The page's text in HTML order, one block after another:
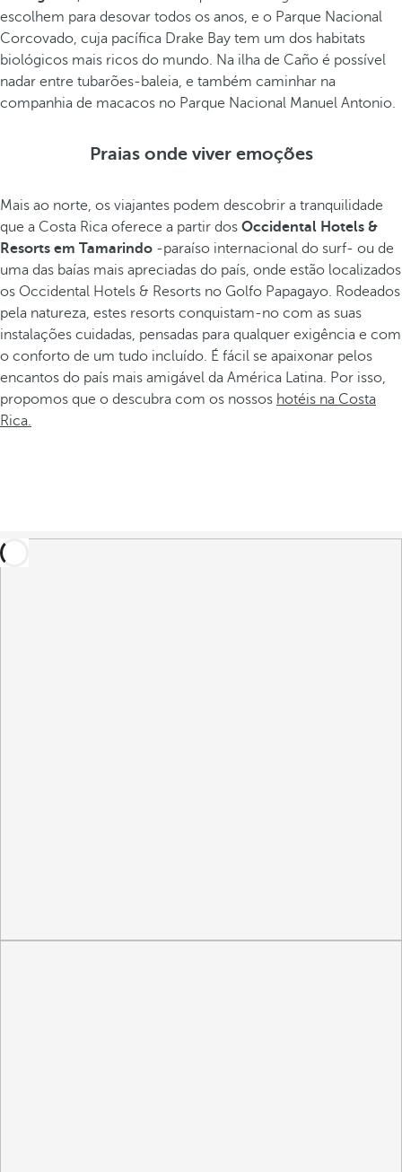
escolhem para desovar todos os anos, e o Parque Nacional
Corcovado, cuja pacífica Drake Bay tem um dos habitats
biológicos mais ricos do mundo. Na ilha de Caño é possível
nadar entre tubarões-baleia, e também caminhar na
companhia de macacos no Parque Nacional Manuel Antonio.
Praias onde viver emoções
Mais ao norte, os viajantes podem descobrir a tranquilidade
que a Costa Rica oferece a partir dos Occidental Hotels &
Resorts em Tamarindo -paraíso internacional do surf- ou de
uma das baías mais apreciadas do país, onde estão localizados
os Occidental Hotels & Resorts no Golfo Papagayo. Rodeados
pela natureza, estes resorts conquistam-no com as suas
instalações cuidadas, pensadas para qualquer exigência e com
o conforto de um tudo incluído. É fácil se apaixonar pelos
encantos do país mais amigável da América Latina. Por isso,
propomos que o descubra com os nossos hotéis na Costa
Rica.